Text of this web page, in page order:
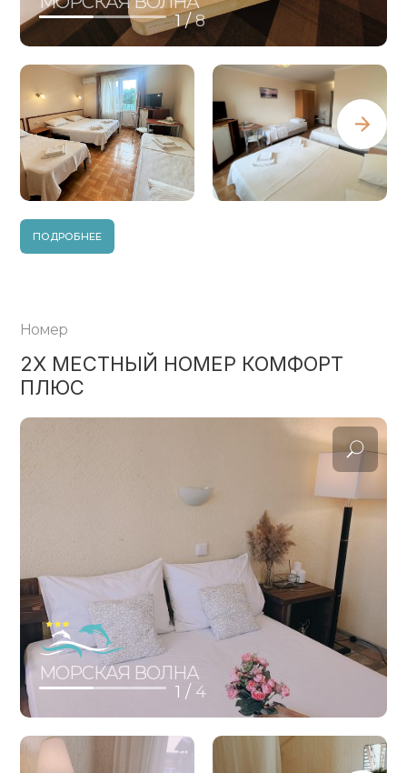
1 /8
ПОДРОБНЕЕ
Номер
2Х МЕСТНЫЙ НОМЕР КОМФОРТ
ПЛЮС
МОРСКАЯ ВОЛНА
1 / 4